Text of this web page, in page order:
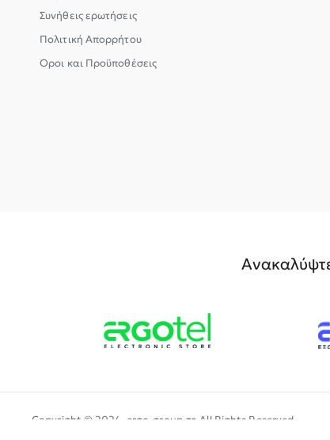
Συνήθεις ερωτήσεις
Πολιτική Απορρήτου
Όροι και Προϋποθέσεις
Copyright © 2024, ergo-group.gr, All Rights Reserved